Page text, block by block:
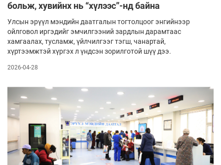
больж, хувийнх нь “хүлээс”-нд байна
Улсын эрүүл мэндийн даатгалын тогтолцоог энгийнээр
ойлговол иргэдийг эмчилгээний зардлын дарамтаас
хамгаалах, тусламж, үйлчилгээг тэгш, чанартай,
хүртээмжтэй хүргэх л үндсэн зорилготой шүү дээ.
2026-04-28